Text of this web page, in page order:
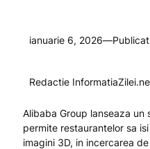
ianuarie 6, 2026—
Redactie
Alibaba Group lanseaza
permite restaurantelor sa
imagini 3D, in incercarea